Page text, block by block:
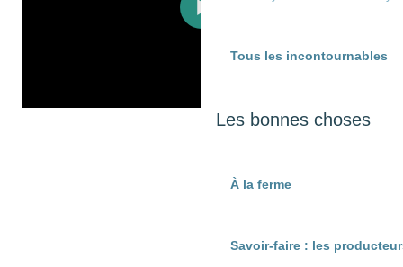
Tous les incontournables
Les bonnes choses
À la ferme
Savoir-faire : les